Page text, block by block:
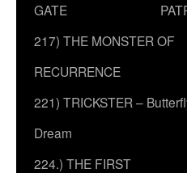
GATE
217) THE MONSTER OF
RECURRENCE
221) TRICKSTER –
Dream
224.) THE FIRST